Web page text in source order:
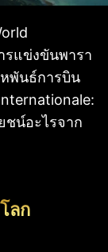
รแข่งขันพารา
พันธ์การบิน
ชน์อะไรจาก
ลก